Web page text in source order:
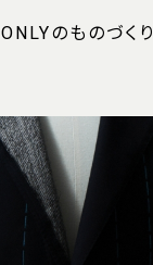
ONLYのものづくり